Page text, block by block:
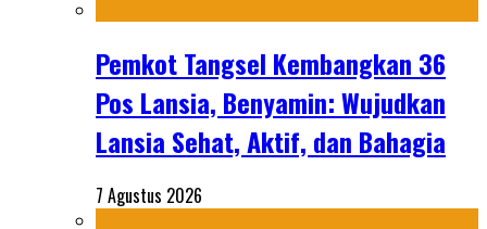
Pemkot Tangsel Kembangkan 36
Pos Lansia, Benyamin: Wujudkan
Lansia Sehat, Aktif, dan Bahagia
7 Agustus 2026